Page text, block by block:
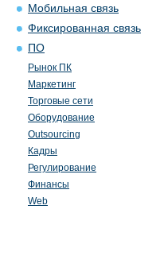
Мобильная связь
Фиксированная связь
ПО
Рынок ПК
Маркетинг
Торговые сети
Оборудование
Outsourcing
Кадры
Регулирование
Финансы
Web